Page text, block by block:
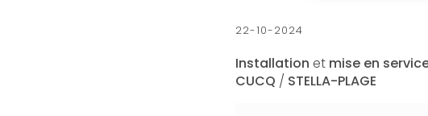
22-10-2024
Installation et mise en
CUCQ / STELLA-PLAGE